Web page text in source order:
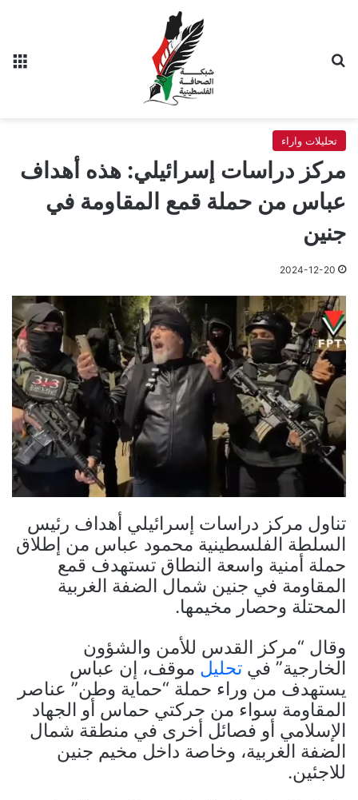
تحليلات واراء
مركز دراسات إسرائيلي: هذه أهداف
عباس من حملة قمع المقاومة في
جنين
2024-12-20
تناول مركز دراسات إسرائيلي أهداف رئيس
السلطة الفلسطينية محمود عباس من إطلاق
حملة أمنية واسعة النطاق تستهدف قمع
المقاومة في جنين شمال الضفة الغربية
المحتلة وحصار مخيمها.
وقال “مركز القدس للأمن والشؤون
الخارجية” في تحليل موقف، إن عباس
يستهدف من وراء حملة “حماية وطن” عناصر
المقاومة سواء من حركتي حماس أو الجهاد
الإسلامي أو فصائل أخرى في منطقة شمال
الضفة الغربية، وخاصة داخل مخيم جنين
للاجئين.